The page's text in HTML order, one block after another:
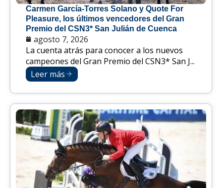
Carmen García-Torres Solano y Quote For
Pleasure, los últimos vencedores del Gran
Premio del CSN3* San Julián de Cuenca
agosto 7, 2026
La cuenta atrás para conocer a los nuevos
campeones del Gran Premio del CSN3* San J...
Leer más